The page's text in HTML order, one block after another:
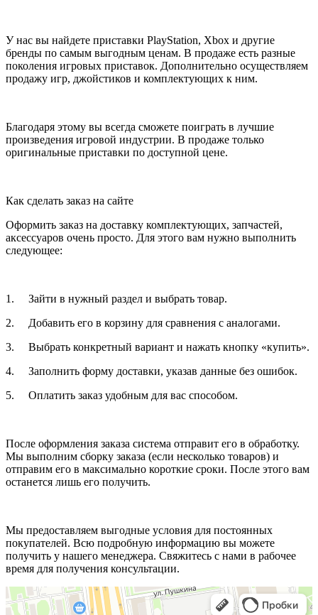
У нас вы найдете приставки PlayStation, Xbox и другие
бренды по самым выгодным ценам. В продаже есть разные
поколения игровых приставок. Дополнительно осуществляем
продажу игр, джойстиков и комплектующих к ним.
Благодаря этому вы всегда сможете поиграть в лучшие
произведения игровой индустрии. В продаже только
оригинальные приставки по доступной цене.
Как сделать заказ на сайте
Оформить заказ на доставку комплектующих, запчастей,
аксессуаров очень просто. Для этого вам нужно выполнить
следующее:
1. Зайти в нужный раздел и выбрать товар.
2. Добавить его в корзину для сравнения с аналогами.
3. Выбрать конкретный вариант и нажать кнопку «купить».
4. Заполнить форму доставки, указав данные без ошибок.
5. Оплатить заказ удобным для вас способом.
После оформления заказа система отправит его в обработку.
Мы выполним сборку заказа (если несколько товаров) и
отправим его в максимально короткие сроки. После этого вам
останется лишь его получить.
Мы предоставляем выгодные условия для постоянных
покупателей. Всю подробную информацию вы можете
получить у нашего менеджера. Свяжитесь с нами в рабочее
время для получения консультации.